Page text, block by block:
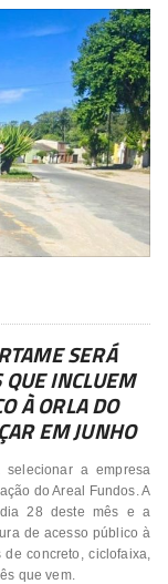
SERÁ
INCLUEM
À ORLA DO
EM JUNHO
a empresa
do Areal Fundos. A
28 deste mês e a
de acesso público à
concreto, ciclofaixa,
que vem.